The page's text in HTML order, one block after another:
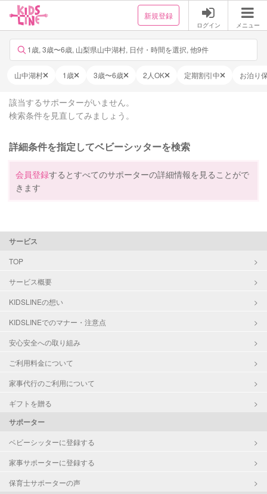
新規登録
ログイン メニュー
1歳, 3歳〜6歳, 山梨県山中湖村, 日付・時間を選択, 他9件
山中湖村 1歳 3歳〜6歳 2人OK 定期割引中 お泊り
該当するサポーターがいません。
検索条件を見直してみましょう。
詳細条件を指定してベビーシッターを検索
会員登録するとすべてのサポーターの詳細情報を見ることがで
きます
サービス
TOP
サービス概要
KIDSLINEの想い
KIDSLINEでのマナー・注意点
安心安全への取り組み
ご利用料金について
家事代行のご利用について
ギフトを贈る
サポーター
ベビーシッターに登録する
家事サポーターに登録する
保育士サポーターの声